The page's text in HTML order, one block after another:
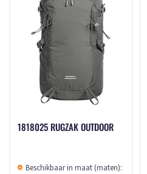
1818025 RUGZAK OUTDOOR
Beschikbaar in maat (maten):